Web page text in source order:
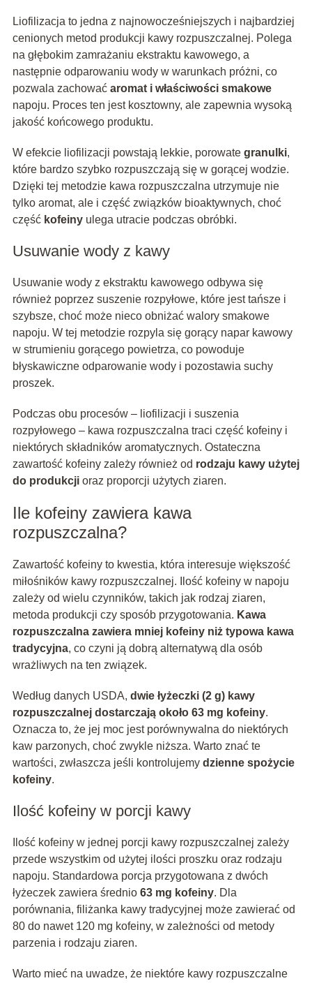
Liofilizacja to jedna z najnowocześniejszych i najbardziej
cenionych metod produkcji kawy rozpuszczalnej. Polega
na głębokim zamrażaniu ekstraktu kawowego, a
następnie odparowaniu wody w warunkach próżni, co
pozwala zachować aromat i właściwości smakowe
napoju. Proces ten jest kosztowny, ale zapewnia wysoką
jakość końcowego produktu.
W efekcie liofilizacji powstają lekkie, porowate granulki,
które bardzo szybko rozpuszczają się w gorącej wodzie.
Dzięki tej metodzie kawa rozpuszczalna utrzymuje nie
tylko aromat, ale i część związków bioaktywnych, choć
część kofeinyulega utracie podczas obróbki.
Usuwanie wody z kawy
Usuwanie wody z ekstraktu kawowego odbywa się
również poprzez suszenie rozpyłowe, które jest tańsze i
szybsze, choć może nieco obniżać walory smakowe
napoju. W tej metodzie rozpyla się gorący napar kawowy
w strumieniu gorącego powietrza, co powoduje
błyskawiczne odparowanie wody i pozostawia suchy
proszek.
Podczas obu procesów – liofilizacji i suszenia
rozpyłowego – kawa rozpuszczalna traci część kofeiny i
niektórych składników aromatycznych. Ostateczna
zawartość kofeiny zależy również od rodzaju kawy użytej
do produkcjioraz proporcji użytych ziaren.
Ile kofeiny zawiera kawa
rozpuszczalna?
Zawartość kofeiny to kwestia, która interesuje większość
miłośników kawy rozpuszczalnej. Ilość kofeiny w napoju
zależy od wielu czynników, takich jak rodzaj ziaren,
metoda produkcji czy sposób przygotowania. Kawa
rozpuszczalna zawiera mniej kofeiny niż typowa kawa
tradycyjna, co czyni ją dobrą alternatywą dla osób
wrażliwych na ten związek.
Według danych USDA, dwie łyżeczki (2 g) kawy
rozpuszczalnej dostarczają około 63 mg kofeiny.
Oznacza to, że jej moc jest porównywalna do niektórych
kaw parzonych, choć zwykle niższa. Warto znać te
wartości, zwłaszcza jeśli kontrolujemy dzienne spożycie
kofeiny.
Ilość kofeiny w porcji kawy
Ilość kofeiny w jednej porcji kawy rozpuszczalnej zależy
przede wszystkim od użytej ilości proszku oraz rodzaju
napoju. Standardowa porcja przygotowana z dwóch
łyżeczek zawiera średnio 63 mg kofeiny. Dla
porównania, filiżanka kawy tradycyjnej może zawierać od
80 do nawet 120 mg kofeiny, w zależności od metody
parzenia i rodzaju ziaren.
Warto mieć na uwadze, że niektóre kawy rozpuszczalne